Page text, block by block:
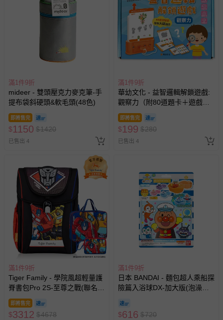
滿1件9折
mideer - 雙頭壓克力麥克筆-手
提布袋斜硬頭&軟毛頭(48色)
即將售完
$1150 $1420
已售出 4
滿1件9折
華幼文化 - 益智邏輯解鎖遊戲:
觀察力（附80道題卡＋遊戲鑰
匙）
即將售完
$199 $280
已售出 4
滿1件9折
Tiger Family - 學院風超輕量護
脊書包Pro 2S-至尊之戰(聯名
款)-(贈品：文具2件(補習袋+零
錢包)-博派之宇宙決戰)-花色送
完以其他樣式替代 不另行通知
即將售完
$3312 $4678
滿1件9折
日本 BANDAI - 麵包超人乘船探
險篇入浴球DX-加大版(泡澡球)
$616 $720